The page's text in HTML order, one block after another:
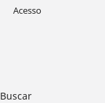
Buscar
Acesso